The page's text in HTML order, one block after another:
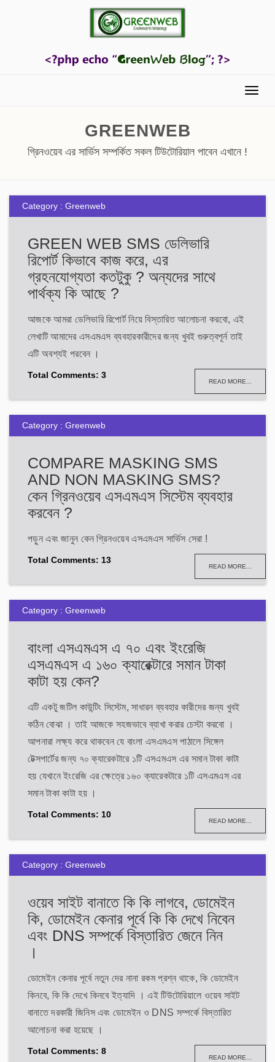
Menu
GREENWEB
গ্রিনওয়েব এর সার্ভিস সম্পর্কিত সকল টিউটোরিয়াল পাবেন এখানে !
Category : Greenweb
GREEN WEB SMS ডেলিভারি
রিপোর্ট কিভাবে কাজ করে, এর
গ্রহনযোগ্যতা কতটুকু ? অন্যদের সাথে
পার্থক্য কি আছে ?
আজকে আমরা ডেলিভারি রিপোর্ট নিয়ে বিস্তারিত আলোচনা করবো, এই
লেখাটি আমাদের এসএমএস ব্যবহারকারীদের জন্য খুবই গুরুত্বপূর্ন তাই
এটি অবশ্যই পরবেন ।
Total Comments: 3
READ MORE...
Category : Greenweb
COMPARE MASKING SMS
AND NON MASKING SMS?
কেন গ্রিনওয়েব এসএমএস সিস্টেম ব্যবহার
করবেন ?
পড়ুন এবং জানুন কেন গ্রিনওয়েব এসএমএস সার্ভিস সেরা !
Total Comments: 13
READ MORE...
Category : Greenweb
বাংলা এসএমএস এ ৭০ এবং ইংরেজি
এসএমএস এ ১৬০ ক্যারেক্টারে সমান টাকা
কাটা হয় কেন?
এটি একটু জটিল কাউন্টিং সিস্টেম, সাধারন ব্যবহার কারীদের জন্য খুবই
কঠিন বোঝা । তাই আজকে সহজভাবে ব্যাখা করার চেস্টা করবো ।
আপনারা লক্ষ্য করে থাকবেন যে বাংলা এসএমএস পাঠালে সিঙ্গেল
টেক্সপার্টের জন্য ৭০ ক্যারেকটারে ১টি এসএমএস এর সমান টাকা কাটা
হয় যেখানে ইংরেজি এর ক্ষেত্রে ১৬০ ক্যারেকটারে ১টি এসএমএস এর
সমান টাকা কাটা হয় ।
Total Comments: 10
READ MORE...
Category : Greenweb
ওয়েব সাইট বানাতে কি কি লাগবে, ডোমেইন
কি, ডোমেইন কেনার পূর্বে কি কি দেখে নিবেন
এবং DNS সম্পর্কে বিস্তারিত জেনে নিন
।
ডোমেইন কেনার পূর্বে নতুন দের নানা রকম প্রশ্ন থাকে, কি ডোমেইন
কিনবে, কি কি দেখে কিনবে ইত্যাদি । এই টিউটোরিয়ালে ওয়েব সাইট
বানাতে দরকারী জিনিস এবং ডোমেইন ও DNS সম্পর্কে বিস্তারিত
আলোচনা করা হয়েছে ।
Total Comments: 8
READ MORE...